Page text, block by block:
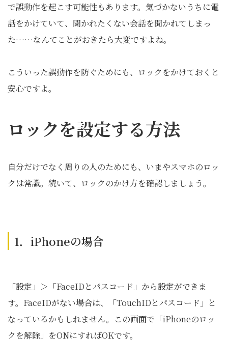
で誤動作を起こす可能性もあります。気づかないうちに電
話をかけていて、聞かれたくない会話を聞かれてしまっ
た……なんてことがおきたら大変ですよね。
こういった誤動作を防ぐためにも、ロックをかけておくと
安心ですよ。
ロックを設定する方法
自分だけでなく周りの人のためにも、いまやスマホのロッ
クは常識。続いて、ロックのかけ方を確認しましょう。
1．iPhoneの場合
「設定」＞「FaceIDとパスコード」から設定ができま
す。FaceIDがない場合は、「TouchIDとパスコード」と
なっているかもしれません。この画面で「iPhoneのロッ
クを解除」をONにすればOKです。